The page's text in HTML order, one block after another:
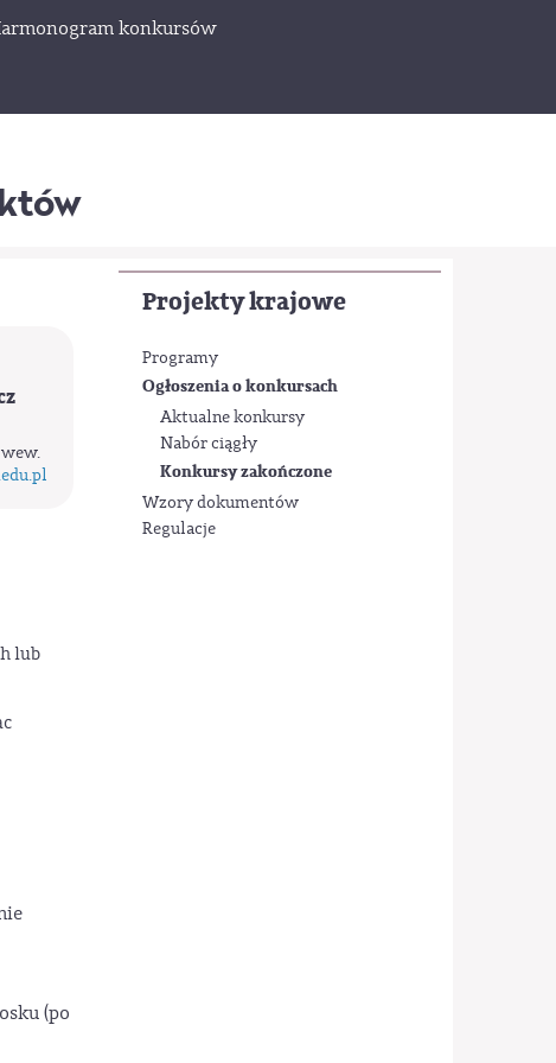
konkursów
Projekty krajowe
Programy
Ogłoszenia o konkursach
Aktualne konkursy
Nabór ciągły
Konkursy zakończone
Wzory dokumentów
Regulacje
lub
(po